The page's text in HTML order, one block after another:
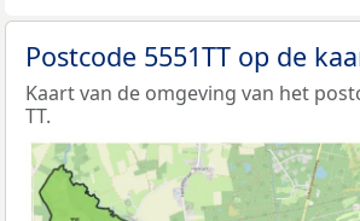
Postcode 5551TT op de
Kaart van de omgeving van het
TT.